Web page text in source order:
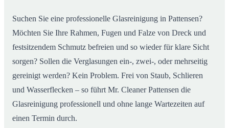
Suchen Sie eine professionelle Glasreinigung in Pattensen?
Möchten Sie Ihre Rahmen, Fugen und Falze von Dreck und
festsitzendem Schmutz befreien und so wieder für klare Sicht
sorgen? Sollen die Verglasungen ein-, zwei-, oder mehrseitig
gereinigt werden? Kein Problem. Frei von Staub, Schlieren
und Wasserflecken – so führt Mr. Cleaner Pattensen die
Glasreinigung professionell und ohne lange Wartezeiten auf
einen Termin durch.